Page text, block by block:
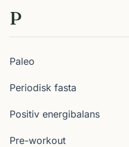
P
Paleo
Periodisk fasta
Positiv energibalans
Pre-workout